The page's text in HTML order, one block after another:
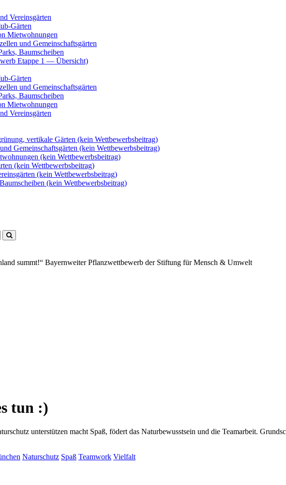
Vereinsgärten
Gärten
Mietwohnungen
und Gemeinschaftsgärten
Baumscheiben
Etappe 1 — Übersicht)
Gärten
und Gemeinschaftsgärten
Baumscheiben
Mietwohnungen
Vereinsgärten
vertikale Gärten (kein Wettbewerbsbeitrag)
Gemeinschaftsgärten (kein Wettbewerbsbeitrag)
(kein Wettbewerbsbeitrag)
(kein Wettbewerbsbeitrag)
(kein Wettbewerbsbeitrag)
(kein Wettbewerbsbeitrag)
summt!“ Bayernweiter Pflanzwettbewerb der Stiftung für Mensch & Umwelt
tun :)
unterstützen macht Spaß, födert das Naturbewusstsein und die Teamarbeit.
Naturschutz Spaß Teamwork Vielfalt